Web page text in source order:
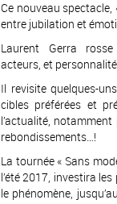
Ce nouveau spectacle,
entre jubilation et
Laurent Gerra
acteurs, et
Il revisite quelques-
cibles préférées et
l’actualité,
rebondissements…!
La tournée « Sans
l’été 2017, investira
le phénomène,